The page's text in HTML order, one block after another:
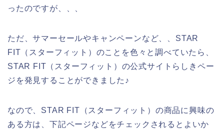
ったのですが、、、
ただ、サマーセールやキャンペーンなど、、STAR
FIT（スターフィット）のことを色々と調べていたら、
STAR FIT（スターフィット）の公式サイトらしきペー
ジを発見することができました♪
なので、STAR FIT（スターフィット）の商品に興味の
ある方は、下記ページなどをチェックされるとよいか